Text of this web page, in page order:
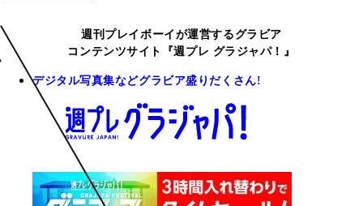
週刊プレイボーイが運営するグラビア
コンテンツサイト『週プレ グラジャパ！』
デジタル写真集などグラビア盛りだくさん!